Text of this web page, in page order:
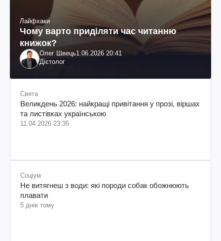
Лайфхаки
Чому варто приділяти час читанню
книжок?
Олег Швець1.06.2026 20:41
Дієтолог
Свята
Великдень 2026: найкращі привітання у прозі, віршах
та листівках українською
11.04.2026 23:35
Соціум
Не витягнеш з води: які породи собак обожнюють
плавати
5 днів тому